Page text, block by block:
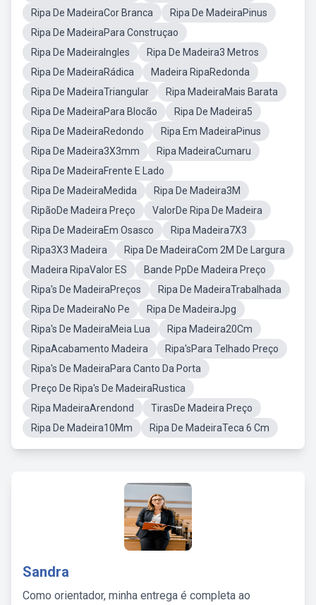
Ripa De MadeiraCor Branca
Ripa De MadeiraPinus
Ripa De MadeiraPara Construçao
Ripa De MadeiraIngles
Ripa De Madeira3 Metros
Ripa De MadeiraRádica
Madeira RipaRedonda
Ripa De MadeiraTriangular
Ripa MadeiraMais Barata
Ripa De MadeiraPara Blocão
Ripa De Madeira5
Ripa De MadeiraRedondo
Ripa Em MadeiraPinus
Ripa De Madeira3X3mm
Ripa MadeiraCumaru
Ripa De MadeiraFrente E Lado
Ripa De MadeiraMedida
Ripa De Madeira3M
RipãoDe Madeira Preço
ValorDe Ripa De Madeira
Ripa De MadeiraEm Osasco
Ripa Madeira7X3
Ripa3X3 Madeira
Ripa De MadeiraCom 2M De Largura
Madeira RipaValor ES
Bande PpDe Madeira Preço
Ripa's De MadeiraPreços
Ripa De MadeiraTrabalhada
Ripa De MadeiraNo Pe
Ripa De MadeiraJpg
Ripa's De MadeiraMeia Lua
Ripa Madeira20Cm
RipaAcabamento Madeira
Ripa'sPara Telhado Preço
Ripa's De MadeiraPara Canto Da Porta
Preço De Ripa's De MadeiraRustica
Ripa MadeiraArendond
TirasDe Madeira Preço
Ripa De Madeira10Mm
Ripa De MadeiraTeca 6 Cm
Sandra
Como orientador, minha entrega é completa ao